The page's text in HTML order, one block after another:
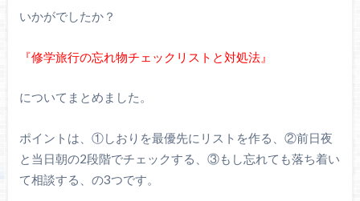
いかがでしたか？
『修学旅行の忘れ物チェックリストと対処法』
についてまとめました。
ポイントは、①しおりを最優先にリストを作る、②前日夜
と当日朝の2段階でチェックする、③もし忘れても落ち着い
て相談する、の3つです。